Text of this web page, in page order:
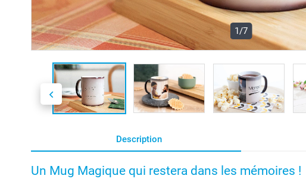
1/7
Description
Un Mug Magique qui restera dans les mémoires !